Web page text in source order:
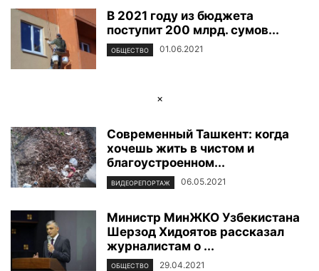
В 2021 году из бюджета
поступит 200 млрд. сумов...
ОБЩЕСТВО 01.06.2021
×
Современный Ташкент: когда
хочешь жить в чистом и
благоустроенном...
ВИДЕОРЕПОРТАЖ 06.05.2021
Министр МинЖКО Узбекистана
Шерзод Хидоятов рассказал
журналистам о ...
ОБЩЕСТВО 29.04.2021